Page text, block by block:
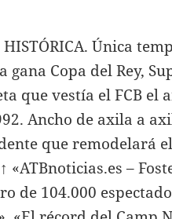
HISTÓRICA. Única
gana Copa del Rey,
que vestía el FCB el
Ancho de axila a
que remodelará
«ATBnoticias.es –
de 104.000